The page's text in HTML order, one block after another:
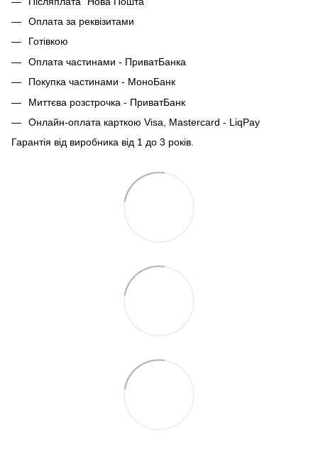
Оплата за реквізитами
Готівкою
Оплата частинами - ПриватБанка
Покупка частинами - МоноБанк
Миттєва розстрочка - ПриватБанк
Онлайн-оплата карткою Visa, Mastercard - LiqPay
Гарантія від виробника від 1 до 3 років.